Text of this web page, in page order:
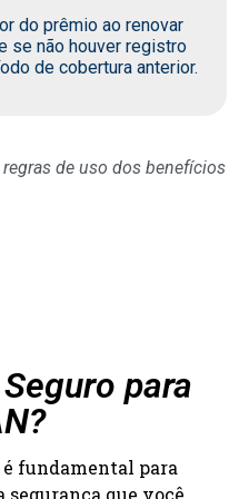
do prêmio ao renovar
se não houver registro
de cobertura anterior.
de uso dos benefícios
para
fundamental para
que você